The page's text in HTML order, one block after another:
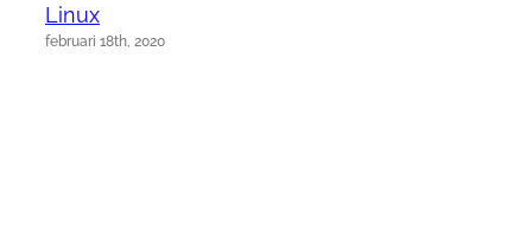
Linux
februari 18th, 2020